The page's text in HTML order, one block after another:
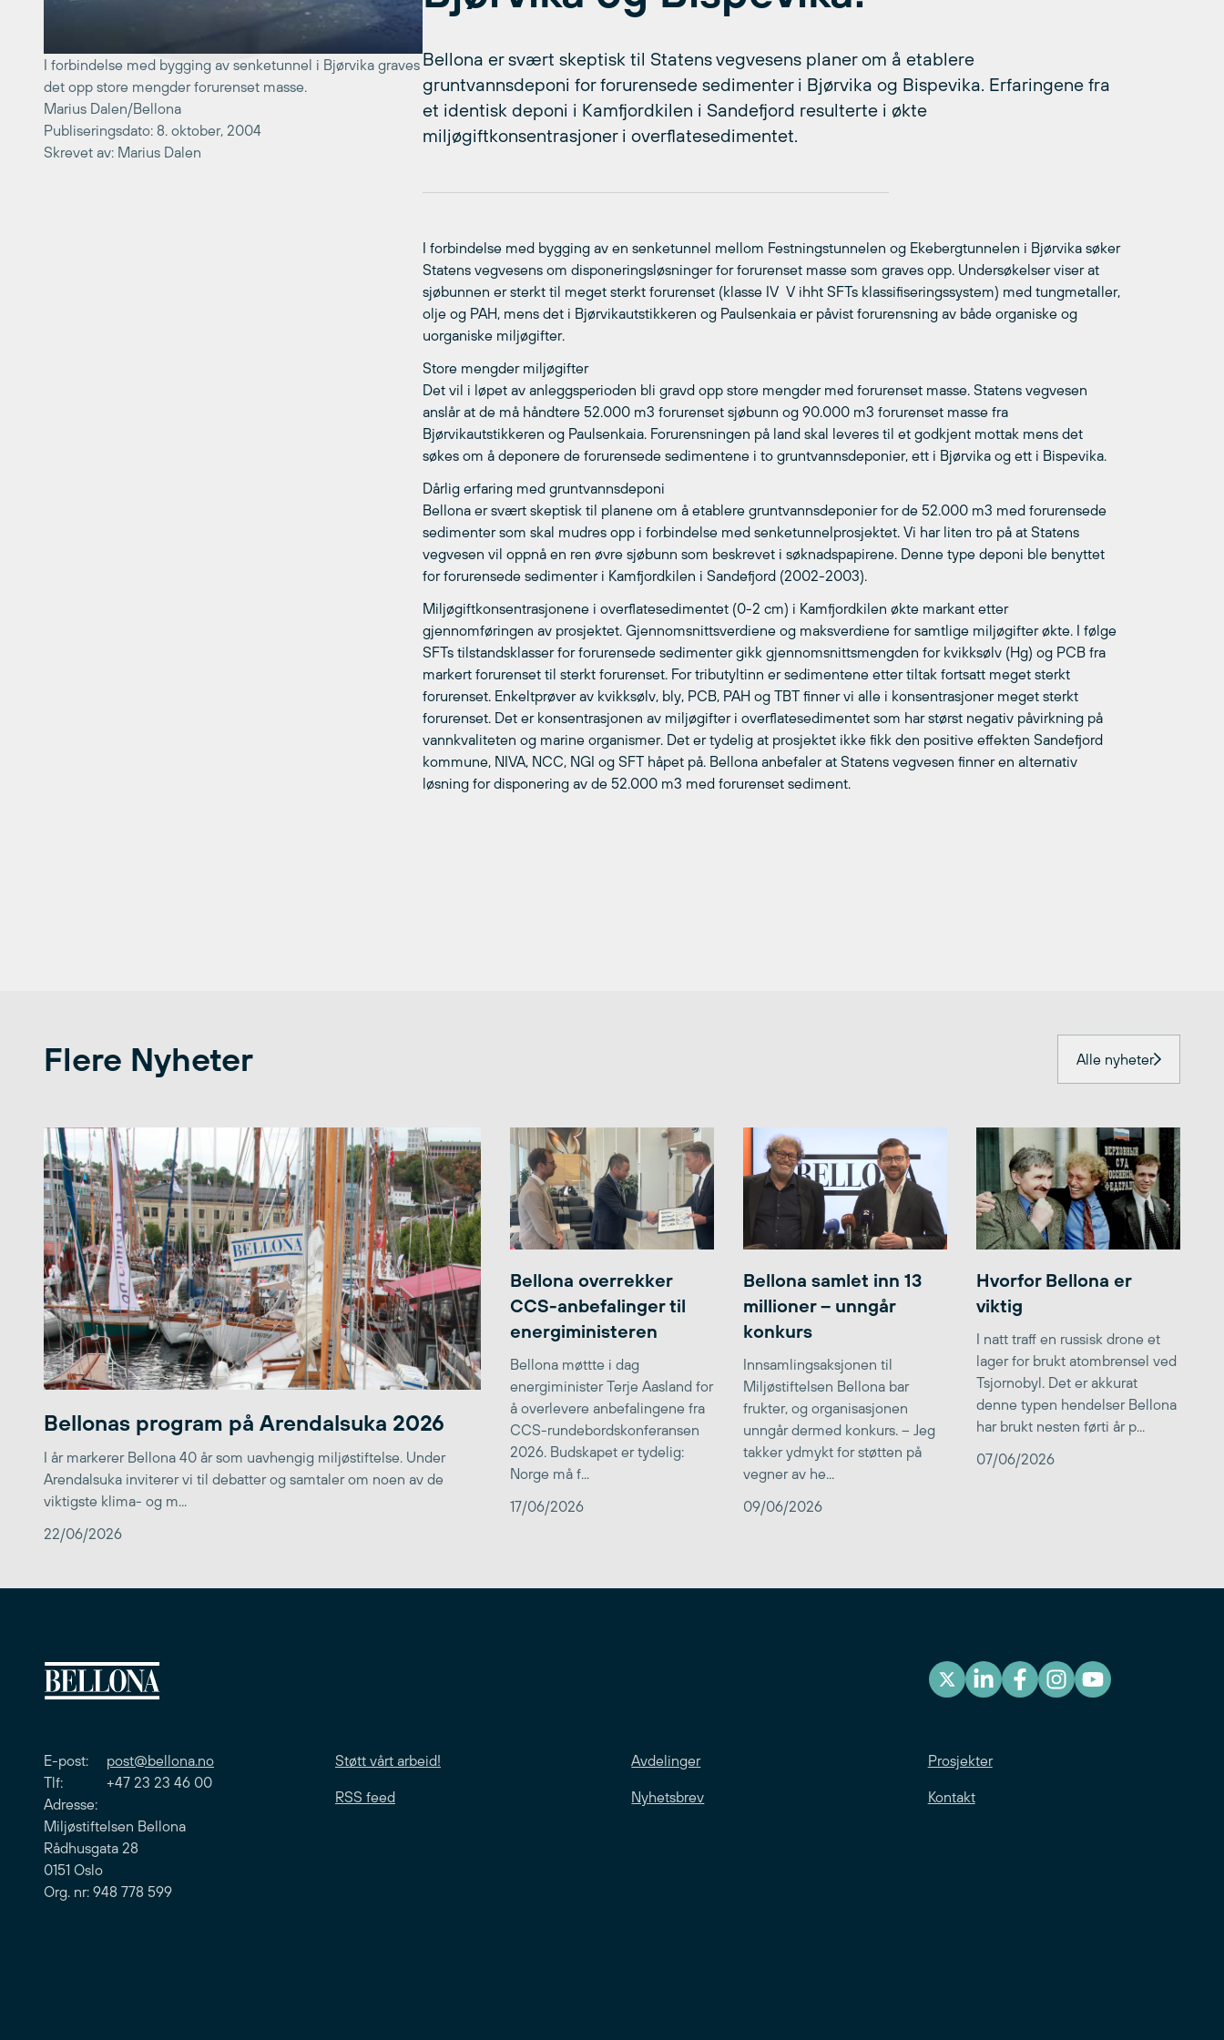
I forbindelse med bygging av senketunnel i Bjørvika graves
det opp store mengder forurenset masse.
Marius Dalen/Bellona
Publiseringsdato: 8. oktober, 2004
Skrevet av: Marius Dalen
Bellona er svært skeptisk til Statens vegvesens planer om å etablere
gruntvannsdeponi for forurensede sedimenter i Bjørvika og Bispevika. Erfaringene fra
et identisk deponi i Kamfjordkilen i Sandefjord resulterte i økte
miljøgiftkonsentrasjoner i overflatesedimentet.
I forbindelse med bygging av en senketunnel mellom Festningstunnelen og Ekebergtunnelen i Bjørvika søker
Statens vegvesens om disponeringsløsninger for forurenset masse som graves opp. Undersøkelser viser at
sjøbunnen er sterkt til meget sterkt forurenset (klasse IV  V ihht SFTs klassifiseringssystem) med tungmetaller,
olje og PAH, mens det i Bjørvikautstikkeren og Paulsenkaia er påvist forurensning av både organiske og
uorganiske miljøgifter.
Store mengder miljøgifter
Det vil i løpet av anleggsperioden bli gravd opp store mengder med forurenset masse. Statens vegvesen
anslår at de må håndtere 52.000 m3 forurenset sjøbunn og 90.000 m3 forurenset masse fra
Bjørvikautstikkeren og Paulsenkaia. Forurensningen på land skal leveres til et godkjent mottak mens det
søkes om å deponere de forurensede sedimentene i to gruntvannsdeponier, ett i Bjørvika og ett i Bispevika.
Dårlig erfaring med gruntvannsdeponi
Bellona er svært skeptisk til planene om å etablere gruntvannsdeponier for de 52.000 m3 med forurensede
sedimenter som skal mudres opp i forbindelse med senketunnelprosjektet. Vi har liten tro på at Statens
vegvesen vil oppnå en ren øvre sjøbunn som beskrevet i søknadspapirene. Denne type deponi ble benyttet
for forurensede sedimenter i Kamfjordkilen i Sandefjord (2002-2003).
Miljøgiftkonsentrasjonene i overflatesedimentet (0-2 cm) i Kamfjordkilen økte markant etter
gjennomføringen av prosjektet. Gjennomsnittsverdiene og maksverdiene for samtlige miljøgifter økte. I følge
SFTs tilstandsklasser for forurensede sedimenter gikk gjennomsnittsmengden for kvikksølv (Hg) og PCB fra
markert forurenset til sterkt forurenset. For tributyltinn er sedimentene etter tiltak fortsatt meget sterkt
forurenset. Enkeltprøver av kvikksølv, bly, PCB, PAH og TBT finner vi alle i konsentrasjoner meget sterkt
forurenset. Det er konsentrasjonen av miljøgifter i overflatesedimentet som har størst negativ påvirkning på
vannkvaliteten og marine organismer. Det er tydelig at prosjektet ikke fikk den positive effekten Sandefjord
kommune, NIVA, NCC, NGI og SFT håpet på. Bellona anbefaler at Statens vegvesen finner en alternativ
løsning for disponering av de 52.000 m3 med forurenset sediment.
Flere Nyheter Alle nyheter
Bellonas program på Arendalsuka 2026
I år markerer Bellona 40 år som uavhengig miljøstiftelse. Under
Arendalsuka inviterer vi til debatter og samtaler om noen av de
viktigste klima- og m...
22/06/2026
Bellona overrekker
CCS-anbefalinger til
energiministeren
Bellona møttte i dag
energiminister Terje Aasland for
å overlevere anbefalingene fra
CCS-rundebordskonferansen
2026. Budskapet er tydelig:
Norge må f...
17/06/2026
Bellona samlet inn 13
millioner – unngår
konkurs
Innsamlingsaksjonen til
Miljøstiftelsen Bellona bar
frukter, og organisasjonen
unngår dermed konkurs. – Jeg
takker ydmykt for støtten på
vegner av he...
09/06/2026
Hvorfor Bellona er
viktig
I natt traff en russisk drone et
lager for brukt atombrensel ved
Tsjornobyl. Det er akkurat
denne typen hendelser Bellona
har brukt nesten førti år p...
07/06/2026
E-post: post@bellona.no
Tlf: +47 23 23 46 00
Adresse:
Miljøstiftelsen Bellona
Rådhusgata 28
0151 Oslo
Org. nr: 948 778 599
Støtt vårt arbeid! Avdelinger Prosjekter
RSS feed Nyhetsbrev Kontakt